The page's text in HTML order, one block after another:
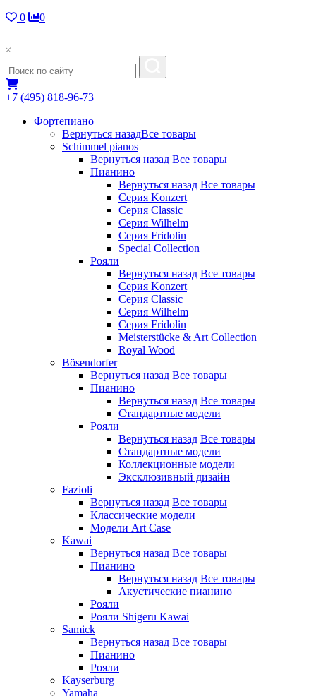
0
0
+7 (495) 818-96-73
Фортепиано
Вернуться назадВсе товары
Schimmel pianos
Вернуться назад Все товары
Пианино
Вернуться назад Все товары
Серия Konzert
Серия Classic
Серия Wilhelm
Серия Fridolin
Special Collection
Рояли
Вернуться назад Все товары
Серия Konzert
Серия Classic
Серия Wilhelm
Серия Fridolin
Meisterstücke & Art Collection
Royal Wood
Bösendorfer
Вернуться назад Все товары
Пианино
Вернуться назад Все товары
Стандартные модели
Рояли
Вернуться назад Все товары
Стандартные модели
Коллекционные модели
Эксклюзивный дизайн
Fazioli
Вернуться назад Все товары
Классические модели
Модели Art Case
Kawai
Вернуться назад Все товары
Пианино
Вернуться назад Все товары
Акустические пианино
Рояли
Рояли Shigeru Kawai
Samick
Вернуться назад Все товары
Пианино
Рояли
Kayserburg
Yamaha